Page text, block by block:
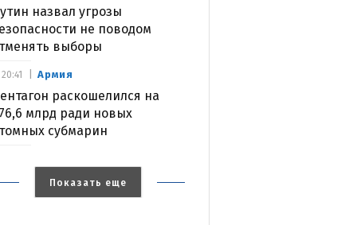
назвал угрозы
не поводом
выборы
Армия
раскошелился на
млрд ради новых
субмарин
20:41
Показать еще